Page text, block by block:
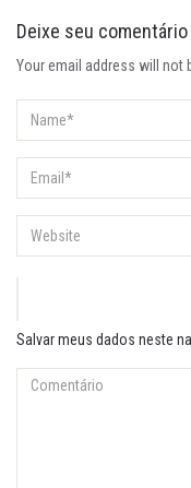
Deixe seu comentário
Your email address will not
Salvar meus dados neste